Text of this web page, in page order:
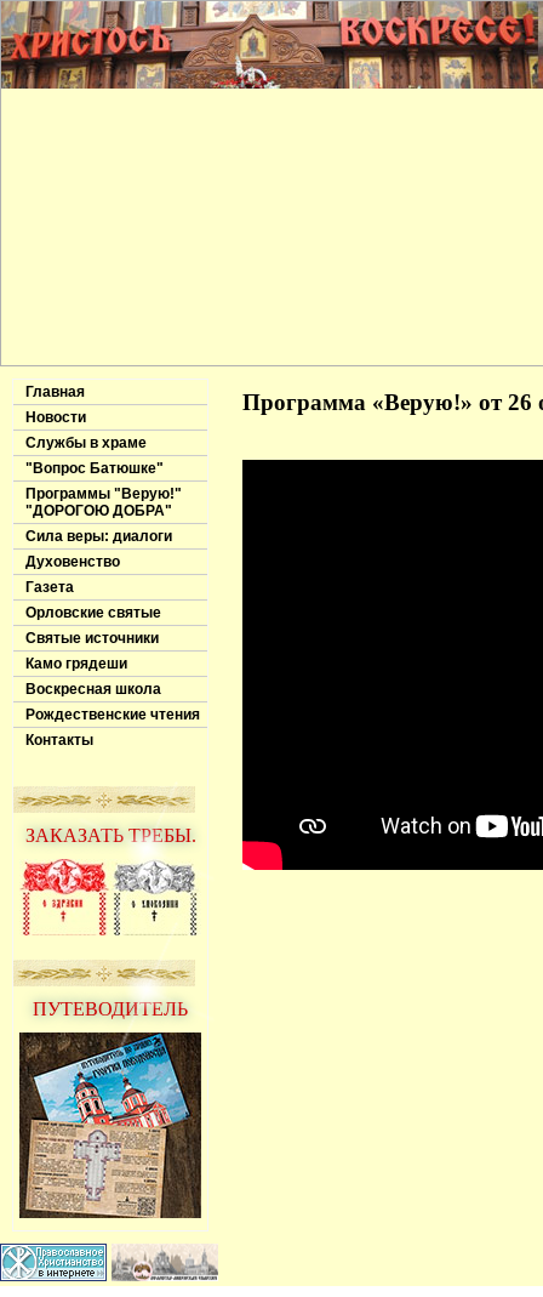
Главная
Новости
Службы в храме
"Вопрос Батюшке"
Программы "Верую!"
"ДОРОГОЮ ДОБРА"
Сила веры: диалоги
Духовенство
Газета
Орловские святые
Святые источники
Камо грядеши
Воскресная школа
Рождественские чтения
Контакты
ЗАКАЗАТЬ ТРЕБЫ.
ПУТЕВОДИТЕЛЬ
Программа «Верую!» от 26